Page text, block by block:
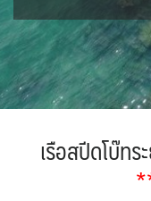
3
IRQ อิรัก 0
JPN ญี่ปุ่น
KAZ คาซัคสถาน 19
LBN เลบานอน 0
ออสเตรีย - Austria
BLR เบลารุส 0
BEL เบลเยี่ยม 0
DNK เดนมาร์ก 2
2
เม็กซิโก คิวบา 1
โมร็อคโค - Morocco
เคนย่า - Kenya 2
ทัวร์ อันซีน ประเทศแ
เอธิโอเปีย - Ethiopia
สถานที่ท่องเที่ยว
เรือสปีดโบ๊ทร